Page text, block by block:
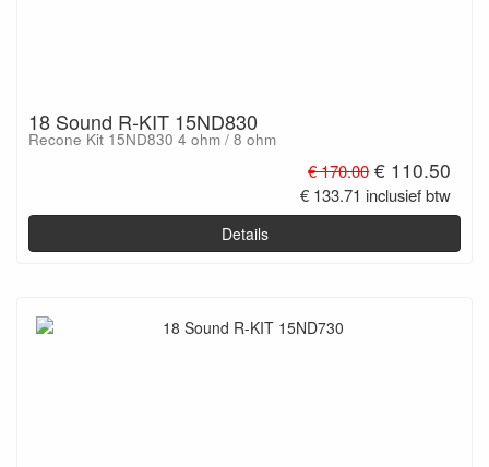
18 Sound R-KIT 15ND830
Recone Kit 15ND830 4 ohm / 8 ohm
€ 170.00 € 110.50
€ 133.71 inclusief btw
Details